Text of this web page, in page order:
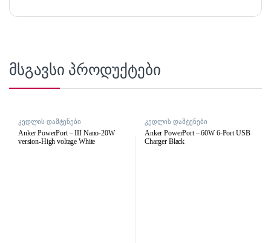
მსგავსი პროდუქტები
კედლის დამტენები
Anker PowerPort – III Nano-20W
version-High voltage White
კედლის დამტენები
Anker PowerPort – 60W 6-Port USB
Charger Black